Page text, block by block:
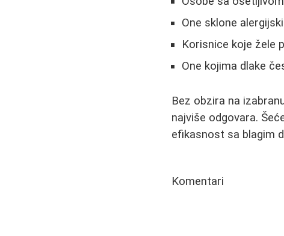
One sklone
Korisnice koje žele
One kojima dlake
Bez obzira na
najviše odgovara.
efikasnost sa blagim
Komentari